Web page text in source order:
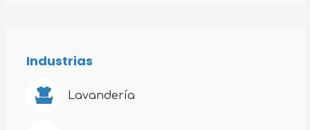
Industrias
Lavandería